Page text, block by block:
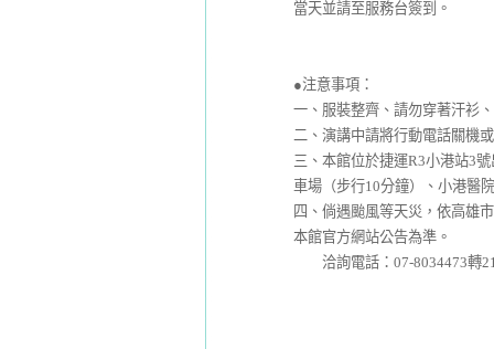
當天並請至服務台簽到。
●注意事項：
一、服裝整齊、請勿穿著汗衫
二、演講中請將行動電話關機
三、本館位於捷運R3小港站3
車場（步行10分鐘）、小港醫
四、倘遇颱風等天災，依高雄
本館官方網站公告為準。
洽詢電話：07-8034473轉